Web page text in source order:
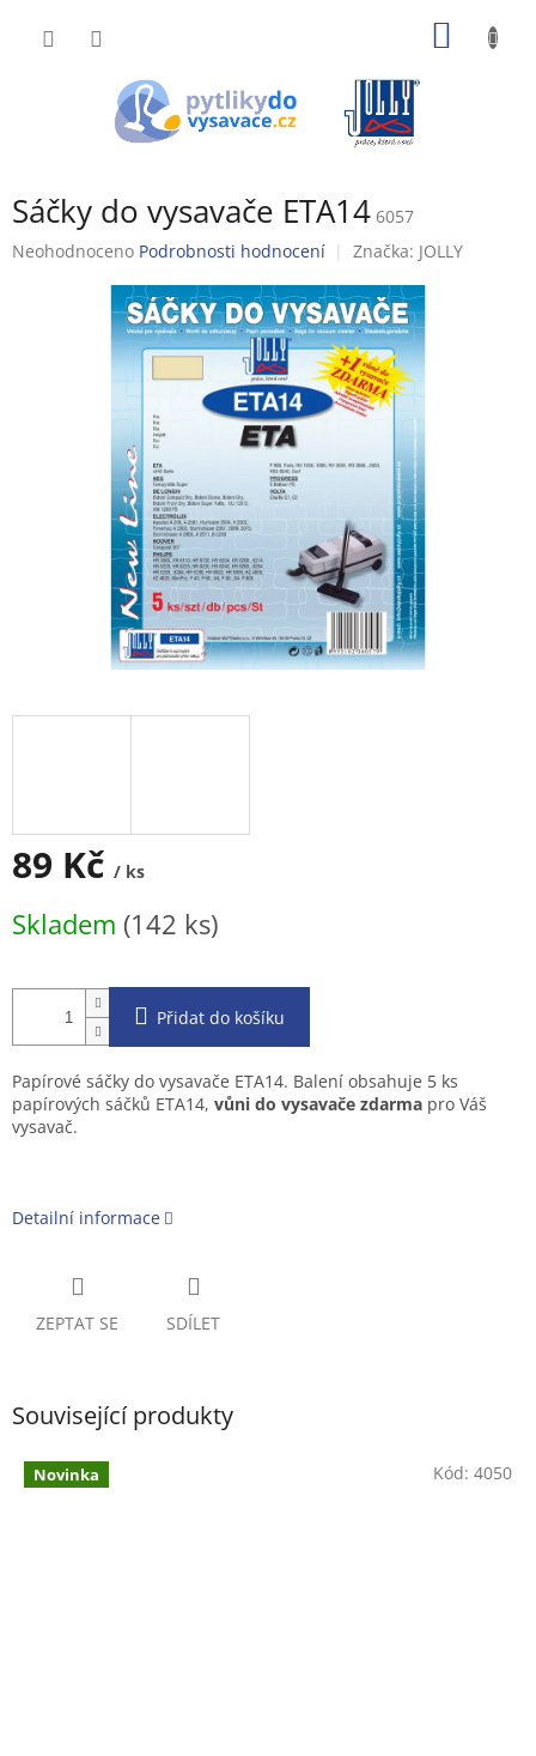
Sáčky do vysavače ETA14 6057
Průměrné
Neohodnoceno Podrobnosti hodnocení Značka: JOLLY
89 Kč / ks
cena:
Skladem (142 ks)
Přidat do košíku
Papírové sáčky do vysavače ETA14. Balení obsahuje 5 ks
papírových sáčků ETA14, vůni do vysavače zdarma pro Váš
vysavač.
Detailní informace
ZEPTAT SE SDÍLET
Související produkty
Novinka Kód: 4050